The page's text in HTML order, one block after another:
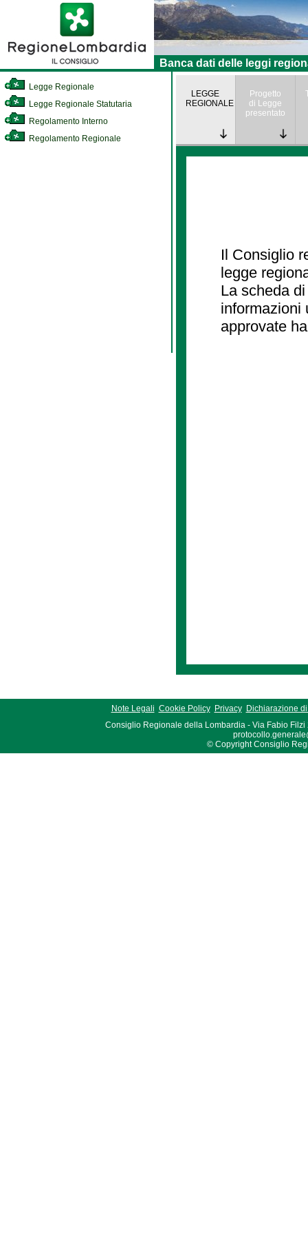
Banca dati delle leggi
Legge Regionale
Legge Regionale Statutaria
Regolamento Interno
Regolamento Regionale
LEGGE
REGIONALE
Progetto
di Legge
presentato
Il Consiglio
legge
La scheda
informazioni
approvate
Note Legali Cookie Policy Privacy
Dichiarazione
Consiglio Regionale della Lombardia - Via Fabio Filzi
© Copyright Consiglio